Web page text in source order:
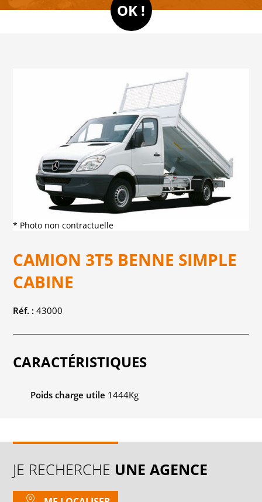
* Photo non contractuelle
CAMION 3T5 BENNE SIMPLE
CABINE
Réf. : 43000
CARACTÉRISTIQUES
Poids charge utile 1444Kg
JE RECHERCHE UNE AGENCE